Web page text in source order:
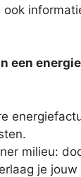
een
milieu:
je